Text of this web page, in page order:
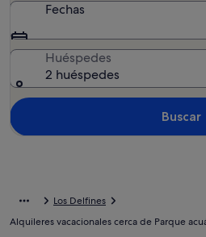
Fechas
Huéspedes
2 huéspedes
Buscar
Los Delfines
Alquileres vacacionales cerca de Parque